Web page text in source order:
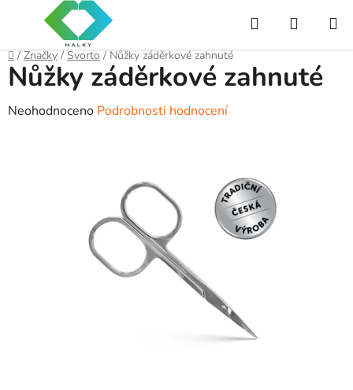
Hledat
KOŠÍK
Domů
/ Značky / Svorto / Nůžky záděrkové zahnuté
Nůžky záděrkové zahnuté
Průměrné
Neohodnoceno Podrobnosti hodnocení